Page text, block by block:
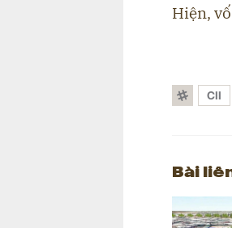
Hiện,
CII
Bài